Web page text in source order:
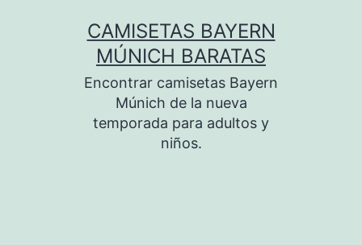
CAMISETAS BAYERN
MÚNICH BARATAS
Encontrar camisetas Bayern
Múnich de la nueva
temporada para adultos y
niños.